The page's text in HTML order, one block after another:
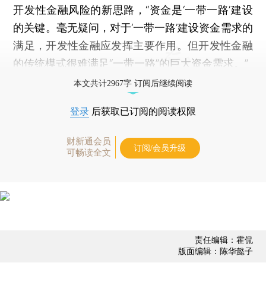
开发性金融风险的新思路，“资金是‘一带一路’建设
的关键。毫无疑问，对于‘一带一路’建设资金需求的
满足，开发性金融应发挥主要作用。但开发性金融
的传统模式很难满足“一带一路”的巨大资金需求。”
本文共计2967字 订阅后继续阅读
登录 后获取已订阅的阅读权限
财新通会员
可畅读全文
订阅/会员升级
责任编辑：霍侃
版面编辑：陈华懿子